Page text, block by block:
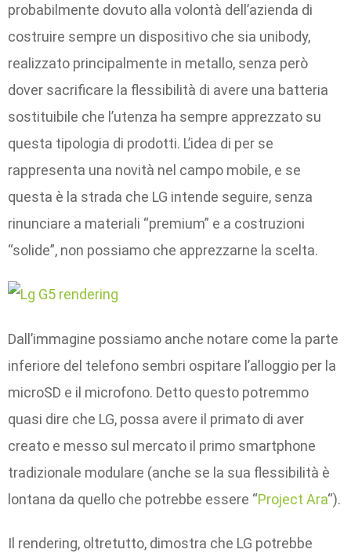
probabilmente dovuto alla volontà dell’azienda di
costruire sempre un dispositivo che sia unibody,
realizzato principalmente in metallo, senza però
dover sacrificare la flessibilità di avere una batteria
sostituibile che l’utenza ha sempre apprezzato su
questa tipologia di prodotti. L’idea di per se
rappresenta una novità nel campo mobile, e se
questa è la strada che LG intende seguire, senza
rinunciare a materiali “premium” e a costruzioni
“solide”, non possiamo che apprezzarne la scelta.
Dall’immagine possiamo anche notare come la parte
inferiore del telefono sembri ospitare l’alloggio per la
microSD e il microfono. Detto questo potremmo
quasi dire che LG, possa avere il primato di aver
creato e messo sul mercato il primo smartphone
tradizionale modulare (anche se la sua flessibilità è
lontana da quello che potrebbe essere “Project Ara“).
Il rendering, oltretutto, dimostra che LG potrebbe